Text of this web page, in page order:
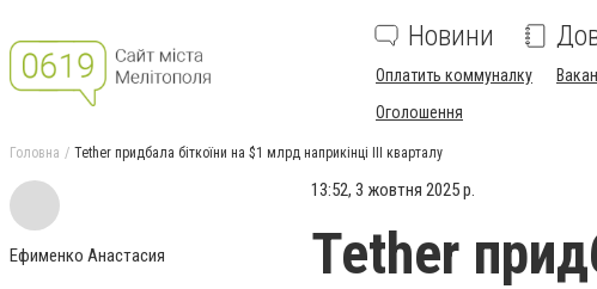
Новини
Оплатить коммуналку
Оголошення
Головна Tether придбала біткоїни на $1 млрд наприкінці III кварталу
Ефименко Анастасия
13:52, 3 жовтня 2025 р.
Tether